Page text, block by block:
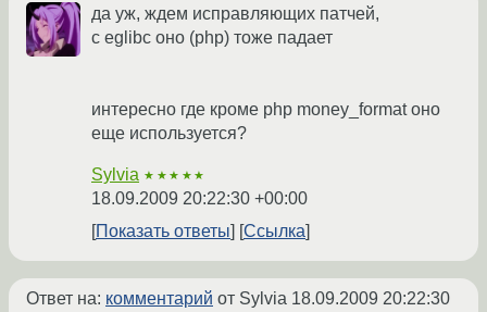
да уж, ждем исправляющих патчей,
c eglibc оно (php) тоже падает
интересно где кроме php money_format оно
еще используется?
Sylvia ★★★★★
18.09.2009 20:22:30 +00:00
Показать ответы
Ссылка
Ответ на: комментарий от Sylvia 18.09.2009 20:22:30